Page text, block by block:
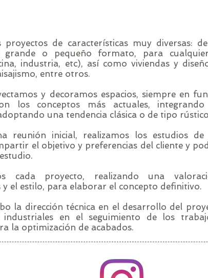
proyectos de características muy diversas:
grande o pequeño formato, para
industria, etc), así como viviendas y
entre otros.
y decoramos espacios, siempre en
los conceptos más actuales,
una tendencia clásica o de tipo
reunión inicial, realizamos los estudios
el objetivo y preferencias del cliente y
cada proyecto, realizando una
y el estilo, para elaborar el concepto definitivo.
la dirección técnica en el desarrollo del
industriales en el seguimiento de los
la optimización de acabados.